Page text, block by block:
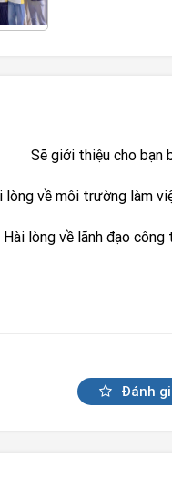
Sẽ giới thiệu cho bạn
lòng về môi trường làm
Hài lòng về lãnh đạo công
Đánh